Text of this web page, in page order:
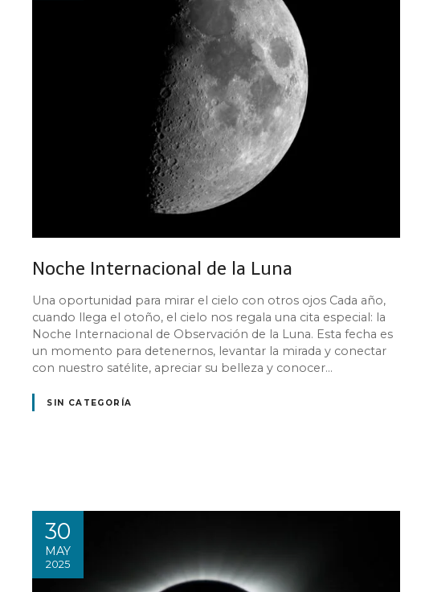
Noche Internacional de la Luna
Una oportunidad para mirar el cielo con otros ojos Cada año,
cuando llega el otoño, el cielo nos regala una cita especial: la
Noche Internacional de Observación de la Luna. Esta fecha es
un momento para detenernos, levantar la mirada y conectar
con nuestro satélite, apreciar su belleza y conocer…
SIN CATEGORÍA
30
MAY
2025